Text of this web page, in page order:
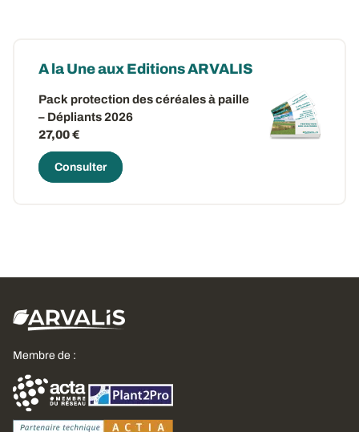
A la Une aux Editions ARVALIS
Pack protection des céréales à paille
– Dépliants 2026
27,00 €
Consulter
Membre de :